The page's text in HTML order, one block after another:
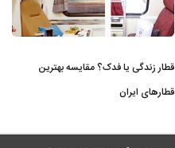
قطار زندگی یا فدک؟ مقایسه بهترین
قطارهای ایران